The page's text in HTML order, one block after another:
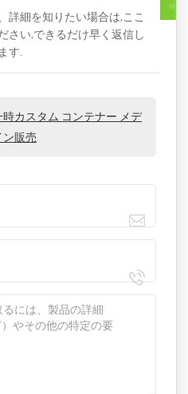
詳細を知りたい場合は,ここ
さい,できるだけ早く返信し
ます.
カスタム コンテナー メデ
ン販売